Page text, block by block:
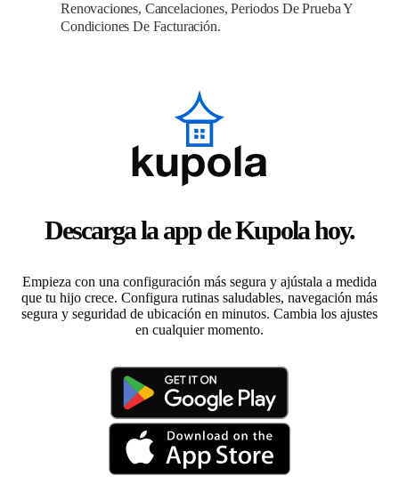
Renovaciones, Cancelaciones, Periodos De Prueba Y
Condiciones De Facturación.
Descarga la app de Kupola hoy.
Empieza con una configuración más segura y ajústala a medida
que tu hijo crece. Configura rutinas saludables, navegación más
segura y seguridad de ubicación en minutos. Cambia los ajustes
en cualquier momento.